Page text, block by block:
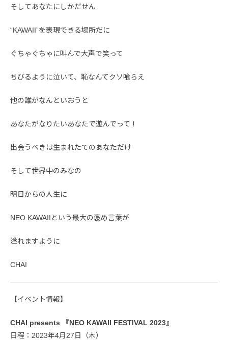
そしてあなたにしかだせん
“KAWAII”を表現できる場所だに
ぐちゃぐちゃに叫んで大声で笑って
ちびるように泣いて、恥なんてクソ喰らえ
他の誰がなんといおうと
あなたがなりたいあなたで遊んでって！
出会うべきは生まれたてのあなただけ
そして世界中のみなの
明日からの人生に
NEO KAWAIIという最大の褒め言葉が
溢れますように
CHAI
【イベント情報】
CHAI presents 『NEO KAWAII FESTIVAL 2023』
日程：2023年4月27日（木）